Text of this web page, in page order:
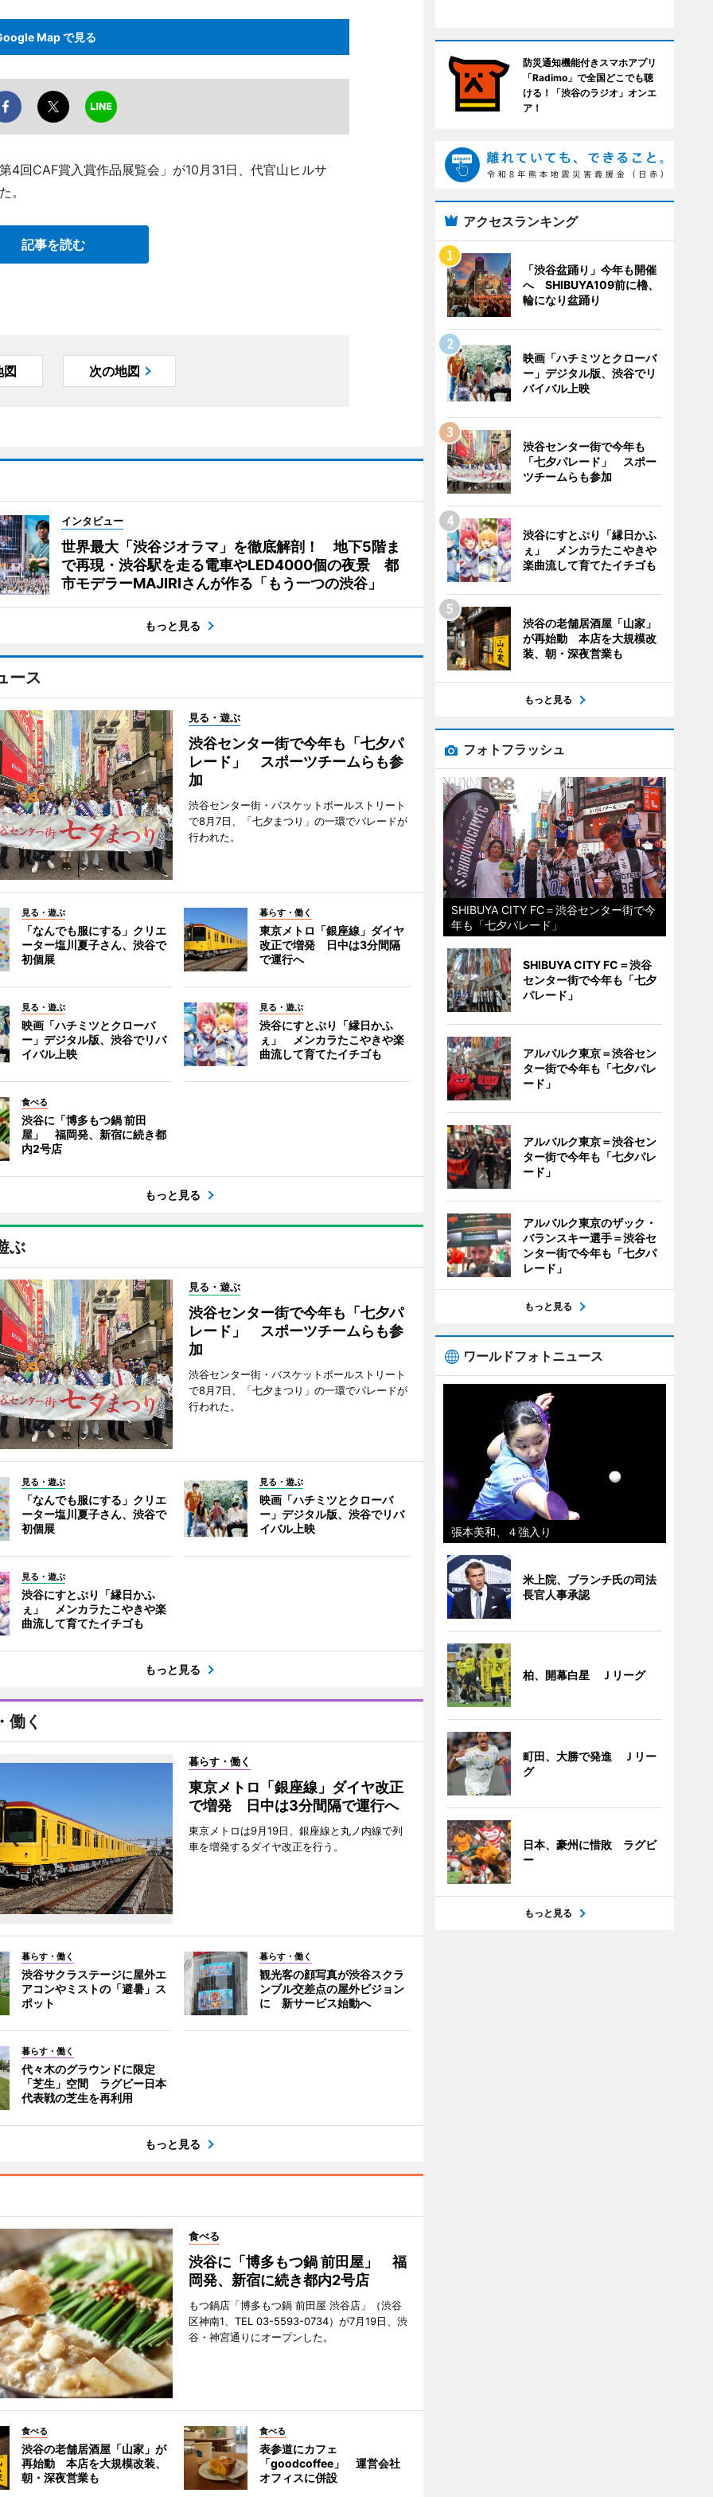
Map で見る
4回CAF賞入賞作品展覧会」が10月31日、代官山ヒルサ
。
記事を読む
図 次の地図
インタビュー
世界最大「渋谷ジオラマ」を徹底解剖！ 地下5階ま
で再現・渋谷駅を走る電車やLED4000個の夜景 都
市モデラーMAJIRIさんが作る「もう一つの渋谷」
もっと見る
ース
見る・遊ぶ
渋谷センター街で今年も「七夕パ
レード」 スポーツチームらも参
加
渋谷センター街・バスケットボールストリート
で8月7日、「七夕まつり」の一環でパレードが
行われた。
見る・遊ぶ
「なんでも服にする」クリエ
ーター塩川夏子さん、渋谷で
初個展
暮らす・働く
東京メトロ「銀座線」ダイヤ
改正で増発 日中は3分間隔
で運行へ
見る・遊ぶ
映画「ハチミツとクローバ
ー」デジタル版、渋谷でリバ
イバル上映
見る・遊ぶ
渋谷にすとぷり「縁日かふ
ぇ」 メンカラたこやきや楽
曲流して育てたイチゴも
食べる
渋谷に「博多もつ鍋 前田
屋」 福岡発、新宿に続き都
内2号店
もっと見る
ぶ
見る・遊ぶ
渋谷センター街で今年も「七夕パ
レード」 スポーツチームらも参
加
渋谷センター街・バスケットボールストリート
で8月7日、「七夕まつり」の一環でパレードが
行われた。
見る・遊ぶ
「なんでも服にする」クリエ
ーター塩川夏子さん、渋谷で
初個展
見る・遊ぶ
映画「ハチミツとクローバ
ー」デジタル版、渋谷でリバ
イバル上映
見る・遊ぶ
渋谷にすとぷり「縁日かふ
ぇ」 メンカラたこやきや楽
曲流して育てたイチゴも
もっと見る
働く
暮らす・働く
東京メトロ「銀座線」ダイヤ改正
で増発 日中は3分間隔で運行へ
東京メトロは9月19日、銀座線と丸ノ内線で列
車を増発するダイヤ改正を行う。
暮らす・働く
渋谷サクラステージに屋外エ
アコンやミストの「避暑」ス
ポット
暮らす・働く
観光客の顔写真が渋谷スクラ
ンブル交差点の屋外ビジョン
に 新サービス始動へ
暮らす・働く
代々木のグラウンドに限定
「芝生」空間 ラグビー日本
代表戦の芝生を再利用
もっと見る
食べる
渋谷に「博多もつ鍋 前田屋」 福
岡発、新宿に続き都内2号店
もつ鍋店「博多もつ鍋 前田屋 渋谷店」（渋谷
区神南1、TEL 03-5593-0734）が7月19日、渋
谷・神宮通りにオープンした。
食べる
渋谷の老舗居酒屋「山家」が
再始動 本店を大規模改装、
朝・深夜営業も
食べる
表参道にカフェ
「goodcoffee」 運営会社
オフィスに併設
防災通知機能付きスマホアプリ
「Radimo」で全国どこでも聴
ける！「渋谷のラジオ」オンエ
ア！
アクセスランキング
「渋谷盆踊り」今年も開催
へ SHIBUYA109前に櫓、
輪になり盆踊り
映画「ハチミツとクローバ
ー」デジタル版、渋谷でリ
バイバル上映
渋谷センター街で今年も
「七夕パレード」 スポー
ツチームらも参加
渋谷にすとぷり「縁日かふ
ぇ」 メンカラたこやきや
楽曲流して育てたイチゴも
渋谷の老舗居酒屋「山家」
が再始動 本店を大規模改
装、朝・深夜営業も
もっと見る
フォトフラッシュ
SHIBUYA CITY FC＝渋谷センター街で今
年も「七夕パレード」
SHIBUYA CITY FC＝渋谷
センター街で今年も「七夕
パレード」
アルバルク東京＝渋谷セン
ター街で今年も「七夕パレ
ード」
アルバルク東京＝渋谷セン
ター街で今年も「七夕パレ
ード」
アルバルク東京のザック・
バランスキー選手＝渋谷セ
ンター街で今年も「七夕パ
レード」
もっと見る
ワールドフォトニュース
張本美和、４強入り
米上院、ブランチ氏の司法
長官人事承認
柏、開幕白星 Ｊリーグ
町田、大勝で発進 Ｊリー
グ
日本、豪州に惜敗 ラグビ
ー
もっと見る